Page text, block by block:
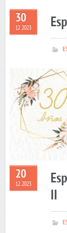
30
12 2023
20
12 2023
II